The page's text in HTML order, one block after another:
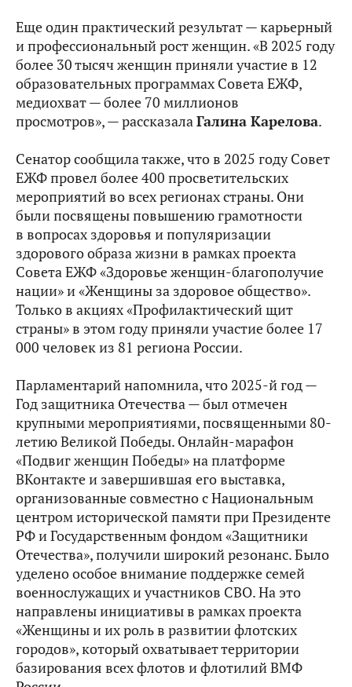
Еще один практический результат — карьерный
и профессиональный рост женщин. «В 2025 году
более 30 тысяч женщин приняли участие в 12
образовательных программах Совета ЕЖФ,
медиохват — более 70 миллионов
просмотров», — рассказалаГалина Карелова.
Сенатор сообщила также, что в 2025 году Совет
ЕЖФ провел более 400 просветительских
мероприятий во всех регионах страны. Они
были посвящены повышению грамотности
в вопросах здоровья и популяризации
здорового образа жизни в рамках проекта
Совета ЕЖФ «Здоровье женщин-благополучие
нации» и «Женщины за здоровое общество».
Только в акциях «Профилактический щит
страны» в этом году приняли участие более 17
000 человек из 81 региона России.
Парламентарий напомнила, что 2025-й год —
Год защитника Отечества — был отмечен
крупными мероприятиями, посвященными 80-
летию Великой Победы. Онлайн-марафон
«Подвиг женщин Победы» на платформе
ВКонтакте и завершившая его выставка,
организованные совместно с Национальным
центром исторической памяти при Президенте
РФ и Государственным фондом «Защитники
Отечества», получили широкий резонанс. Было
уделено особое внимание поддержке семей
военнослужащих и участников СВО. На это
направлены инициативы в рамках проекта
«Женщины и их роль в развитии флотских
городов», который охватывает территории
базирования всех флотов и флотилий ВМФ